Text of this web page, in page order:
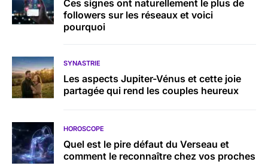
Ces signes ont naturellement le plus de
followers sur les réseaux et voici
pourquoi
SYNASTRIE
Les aspects Jupiter-Vénus et cette joie
partagée qui rend les couples heureux
HOROSCOPE
Quel est le pire défaut du Verseau et
comment le reconnaître chez vos proches